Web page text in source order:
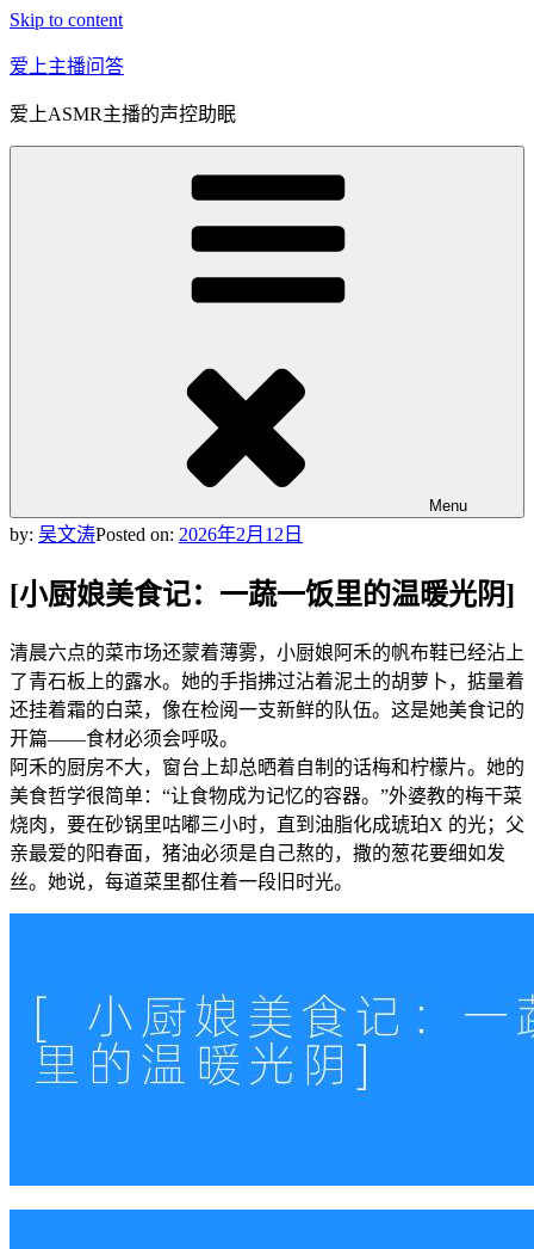
Skip to content
爱上主播问答
爱上ASMR主播的声控助眠
Menu
by: 吴文涛Posted on: 2026年2月12日
[小厨娘美食记：一蔬一饭里的温暖光阴]
清晨六点的菜市场还蒙着薄雾，小厨娘阿禾的帆布鞋已经沾上
了青石板上的露水。她的手指拂过沾着泥土的胡萝卜，掂量着
还挂着霜的白菜，像在检阅一支新鲜的队伍。这是她美食记的
开篇——食材必须会呼吸。
阿禾的厨房不大，窗台上却总晒着自制的话梅和柠檬片。她的
美食哲学很简单：“让食物成为记忆的容器。”外婆教的梅干菜
烧肉，要在砂锅里咕嘟三小时，直到油脂化成琥珀X 的光；父
亲最爱的阳春面，猪油必须是自己熬的，撒的葱花要细如发
丝。她说，每道菜里都住着一段旧时光。